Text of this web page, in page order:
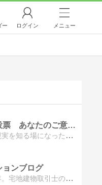
ー ログイン メニュー
マンション住民投票 あなたのご意見は？
色々な方の意見や現実を知る場になったらと。論破する場ではありません。どういう考え方があるのか、お互いの意見がどうなのかを知る場です。
ョンブログ
不動産仲介歴１５年。宅地建物取引士のユッキーです。